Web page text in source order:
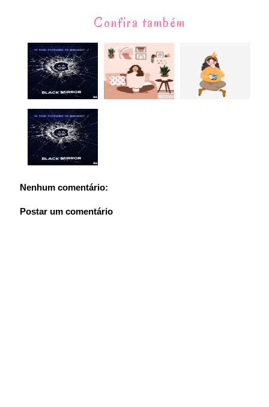
Confira também
Nenhum comentário:
Postar um comentário